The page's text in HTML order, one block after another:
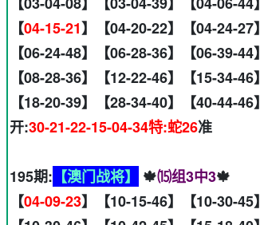
【04-15-21】【04-20-22】【04-24-27】
【06-24-48】【06-28-36】【06-39-44】
【08-28-36】【12-22-46】【15-34-46】
【18-20-39】【28-34-40】【40-44-46】
开:30-21-22-15-04-34特:蛇26准
195期: 【澳门战将】 🍁⒂组3中3🍁
【04-09-23】【10-15-46】【10-30-45】